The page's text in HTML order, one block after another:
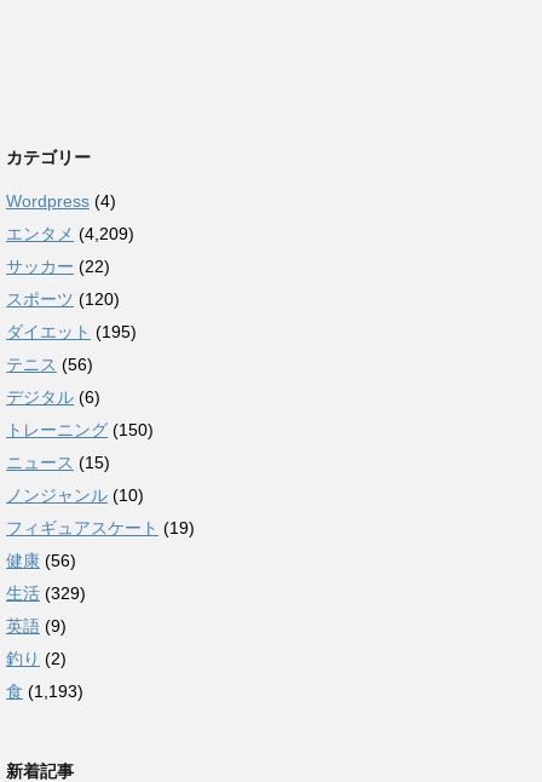
カテゴリー
Wordpress (4)
エンタメ (4,209)
サッカー (22)
スポーツ (120)
ダイエット (195)
テニス (56)
デジタル (6)
トレーニング (150)
ニュース (15)
ノンジャンル (10)
フィギュアスケート (19)
健康 (56)
生活 (329)
英語 (9)
釣り (2)
食 (1,193)
新着記事